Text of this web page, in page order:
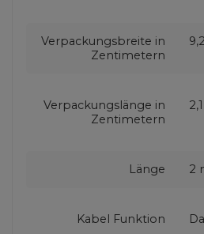
Verpackungsbreite in
Zentimetern
9,2
Verpackungslänge in
Zentimetern
2,1
Länge 2
Kabel Funktion